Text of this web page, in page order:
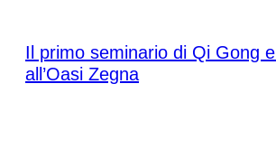
Il primo seminario di Qi Gong
all’Oasi Zegna